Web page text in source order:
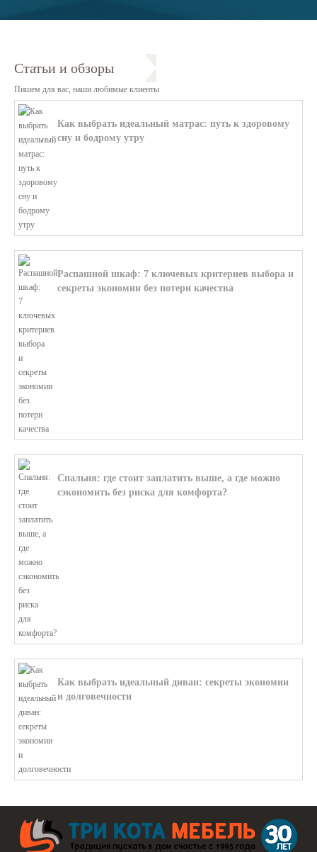
Статьи и обзоры
Пишем для вас, наши любимые клиенты
Как выбрать идеальный матрас: путь к здоровому
сну и бодрому утру
Распашной шкаф: 7 ключевых критериев выбора и
секреты экономии без потери качества
Спальня: где стоит заплатить выше, а где можно
сэкономить без риска для комфорта?
Как выбрать идеальный диван: секреты экономии
и долговечности